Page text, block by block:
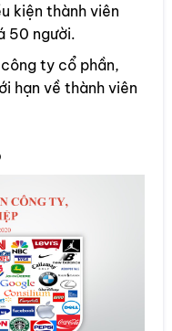
kiện thành viên
50 người.
ty cổ phần,
hạn về thành viên